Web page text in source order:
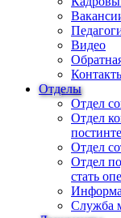
Видео
Отделы
Отдел
Отдел
Отдел
Отдел
стать
Служба